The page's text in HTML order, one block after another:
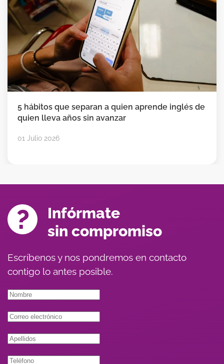
5 hábitos que separan a quien aprende inglés de
quien lleva años sin avanzar
01 Julio 2026
Infórmate
sin compromiso
Escríbenos y nos pondremos en contacto
contigo lo antes posible.